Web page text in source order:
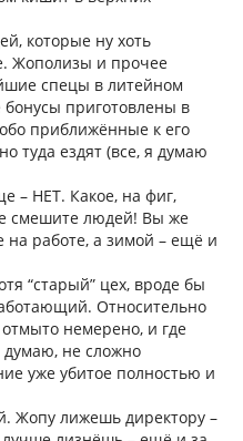
которые ну хоть
Жополизы и прочее
спецы в литейном
приготовлены в
приближённые к его
туда ездят (все, я думаю
– НЕТ. Какое, на фиг,
смешите людей! Вы же
на работе, а зимой – ещё и
“старый” цех, вроде бы
Относительно
немерено, и где
думаю, не сложно
уже убитое полностью и
Жопу лижешь директору –